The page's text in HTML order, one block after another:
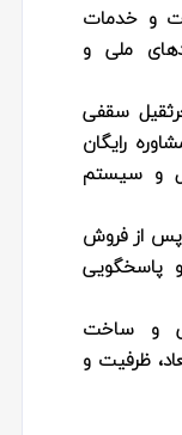
و خدمات
ملی و
سقفی
رایگان
و سیستم
از فروش
پاسخگویی
و ساخت
ظرفیت و